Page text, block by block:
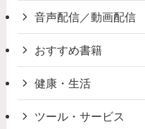
音声配信／動画配信
おすすめ書籍
健康・生活
ツール・サービス